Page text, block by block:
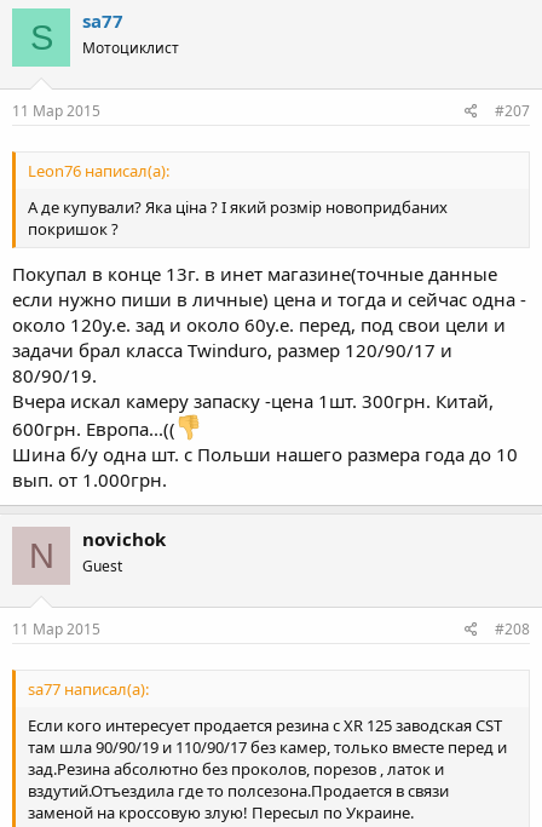
S sa77
Мотоциклист
11 Мар 2015 #207
Leon76 написал(а):
А де купували? Яка ціна ? І який розмір новопридбаних
покришок ?
Покупал в конце 13г. в инет магазине(точные данные
если нужно пиши в личные) цена и тогда и сейчас одна -
около 120у.е. зад и около 60у.е. перед, под свои цели и
задачи брал класса Twinduro, размер 120/90/17 и
80/90/19.
Вчера искал камеру запаску -цена 1шт. 300грн. Китай,
600грн. Европа...((
Шина б/у одна шт. с Польши нашего размера года до 10
вып. от 1.000грн.
N novichok
Guest
11 Мар 2015 #208
sa77 написал(а):
Если кого интересует продается резина с XR 125 заводская CST
там шла 90/90/19 и 110/90/17 без камер, только вместе перед и
зад.Резина абсолютно без проколов, порезов , латок и
вздутий.Отъездила где то полсезона.Продается в связи
заменой на кроссовую злую! Пересыл по Украине.